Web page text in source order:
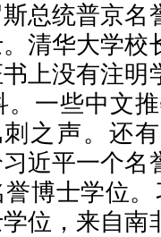
总统普京名
清华大学校
上没有注明
一些中文
之声。还
近平一个名
博士学位
位，来自南